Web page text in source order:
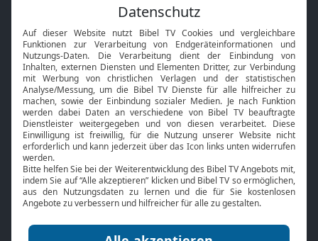
Neuigkeiten
Mobile App
Smart TV
HbbTV
Bibelthek Online-Bibel
Nächster Gottesdienst
Bibel TV
Über uns
Jobs
Mediadaten
Service
Kontakt
TV-Empfang